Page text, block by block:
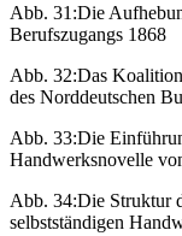
Abb. 31:Die
Berufszugangs 1868
Abb. 32:Das
des Norddeutschen
Abb. 33:Die
Handwerksnovelle
Abb. 34:Die Struktur
selbstständigen